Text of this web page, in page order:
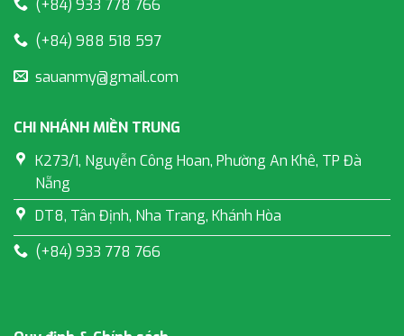
(+84) 933 778 766
(+84) 988 518 597
sauanmy@gmail.com
CHI NHÁNH MIỀN TRUNG
K273/1, Nguyễn Công Hoan, Phường An Khê, TP Đà
Nẵng
DT8, Tân Định, Nha Trang, Khánh Hòa
(+84) 933 778 766